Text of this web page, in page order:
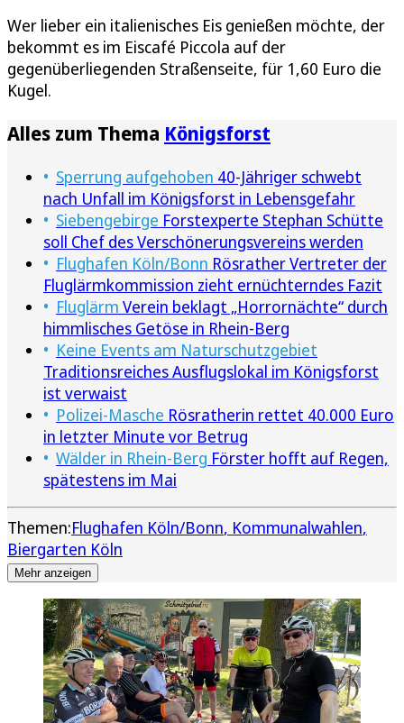
Wer lieber ein italienisches Eis genießen möchte, der
bekommt es im Eiscafé Piccola auf der
gegenüberliegenden Straßenseite, für 1,60 Euro die
Kugel.
Alles zum Thema Königsforst
Sperrung aufgehoben 40-Jähriger schwebt
nach Unfall im Königsforst in Lebensgefahr
Siebengebirge Forstexperte Stephan Schütte
soll Chef des Verschönerungsvereins werden
Flughafen Köln/Bonn Rösrather Vertreter der
Fluglärmkommission zieht ernüchterndes Fazit
Fluglärm Verein beklagt „Horrornächte“ durch
himmlisches Getöse in Rhein-Berg
Keine Events am Naturschutzgebiet
Traditionsreiches Ausflugslokal im Königsforst
ist verwaist
Polizei-Masche Rösratherin rettet 40.000 Euro
in letzter Minute vor Betrug
Wälder in Rhein-Berg Förster hofft auf Regen,
spätestens im Mai
Themen:Flughafen Köln/Bonn Kommunalwahlen
Biergarten Köln
Mehr anzeigen